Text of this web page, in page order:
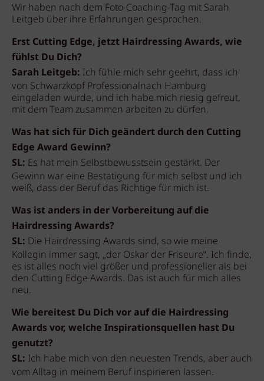
Wir haben nach dem Foto-Coaching-Tag mit Sarah
Leitgeb über ihre Erfahrungen gesprochen.
Erst Cutting Edge, jetzt Hairdressing Awards, wie
fühlst Du Dich?
Sarah Leitgeb: Ich fühle mich sehr geehrt, dass ich
von Schwarzkopf Professionalnach Hamburg
eingeladen wurde, und ich habe mich riesig gefreut,
mit dem Team zusammen arbeiten zu dürfen.
Was hat sich für Dich geändert durch den Cutting
Edge Award Gewinn?
SL: Es hat mein Selbstbewusstsein gestärkt. Der
Gewinn war eine Bestätigung für mich selbst und ich
weiß, dass der Beruf das Richtige für mich ist.
Was ist anders in der Vorbereitung auf die
Hairdressing Awards?
SL: Die Hairdressing Awards sind, so wie meine
Kollegin immer sagt, „der Oskar der Friseure“. Ich finde,
es ist alles noch viel größer und professioneller als bei
den Cutting Edge Awards. Das ist auch für mich alles
neu.
Wie bereitest Du Dich vor auf die Hairdressing
Awards vor, welche Inspirationsquellen hast Du
genutzt?
SL: Ich habe mich von den neuesten Trends, aber auch
vom Alltag in meinem Beruf inspirieren lassen.